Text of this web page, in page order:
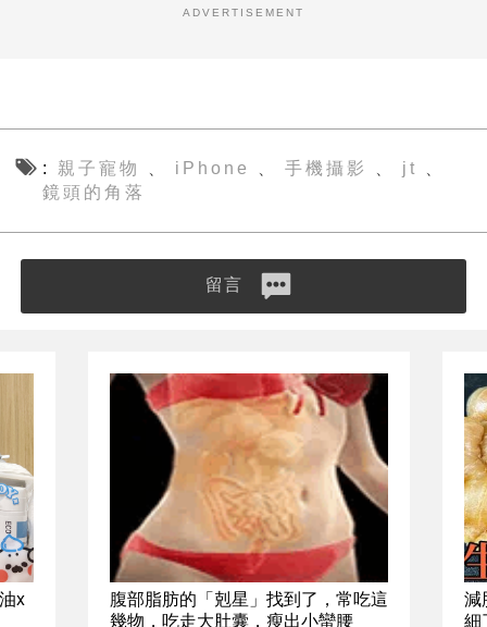
ADVERTISEMENT
親子寵物 iPhone 手機攝影 jt
鏡頭的角落
留言
x
腹部脂肪的「剋星」找到了，常吃這
幾物，吃走大肚囊，瘦出小蠻腰
減
細